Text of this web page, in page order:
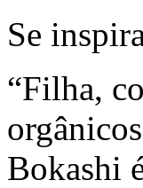
Se
“Filha,
Bokashi